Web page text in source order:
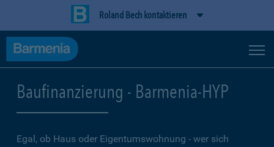
Roland Bech kontaktieren
Baufinanzierung - Barmenia-HYP
Egal, ob Haus oder Eigentumswohnung - wer sich